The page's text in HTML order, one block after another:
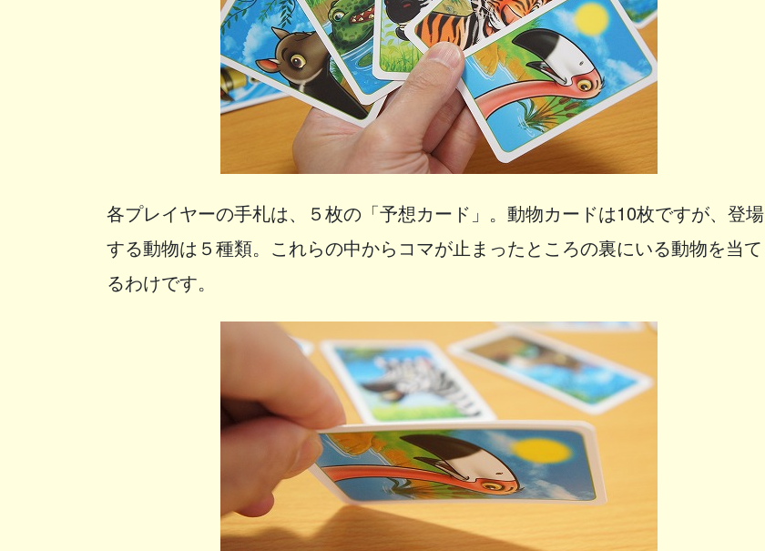
各プレイヤーの手札は、５枚の「予想カード」。動物カードは10枚ですが、登場
する動物は５種類。これらの中からコマが止まったところの裏にいる動物を当て
るわけです。